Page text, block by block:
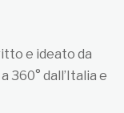
e ideato da
360° dall’Italia e